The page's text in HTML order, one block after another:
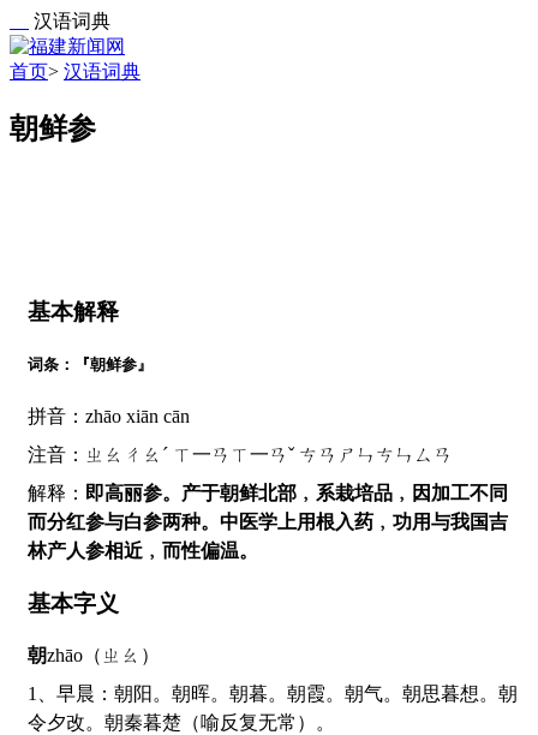
汉语词典
首页> 汉语词典
朝鲜参
基本解释
词条：『朝鲜参』
拼音：zhāo xiān cān
注音：ㄓㄠㄔㄠˊ ㄒ一ㄢㄒ一ㄢˇ ㄘㄢㄕㄣㄘㄣㄙㄢ
解释： 即高丽参。产于朝鲜北部﹐系栽培品﹐因加工不同
而分红参与白参两种。中医学上用根入药﹐功用与我国吉
林产人参相近﹐而性偏温。
基本字义
朝zhāo（ㄓㄠ）
1、早晨：朝阳。朝晖。朝暮。朝霞。朝气。朝思暮想。朝
令夕改。朝秦暮楚（喻反复无常）。